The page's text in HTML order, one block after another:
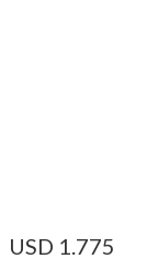
USD 1.775